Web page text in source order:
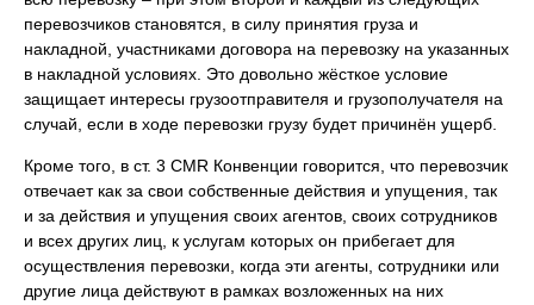
перевозчиков становятся, в силу принятия груза и
накладной, участниками договора на перевозку на указанных
в накладной условиях. Это довольно жёсткое условие
защищает интересы грузоотправителя и грузополучателя на
случай, если в ходе перевозки грузу будет причинён ущерб.
Кроме того, в ст. 3 CMR Конвенции говорится, что перевозчик
отвечает как за свои собственные действия и упущения, так
и за действия и упущения своих агентов, своих сотрудников
и всех других лиц, к услугам которых он прибегает для
осуществления перевозки, когда эти агенты, сотрудники или
другие лица действуют в рамках возложенных на них